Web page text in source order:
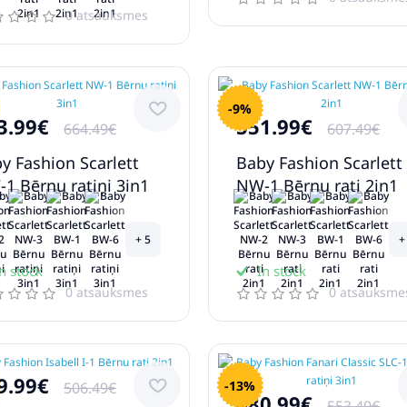
0 atsauksmes
664.49€
Fashion Scarlett
1 Bērnu ratiņi 3in1
+ 5
stock
0 atsauksmes
-9%
551.99€ 607.49€
Baby Fashion Scarlett
NW-1 Bērnu rati 2in1
In stock
0
506.49€ -13%